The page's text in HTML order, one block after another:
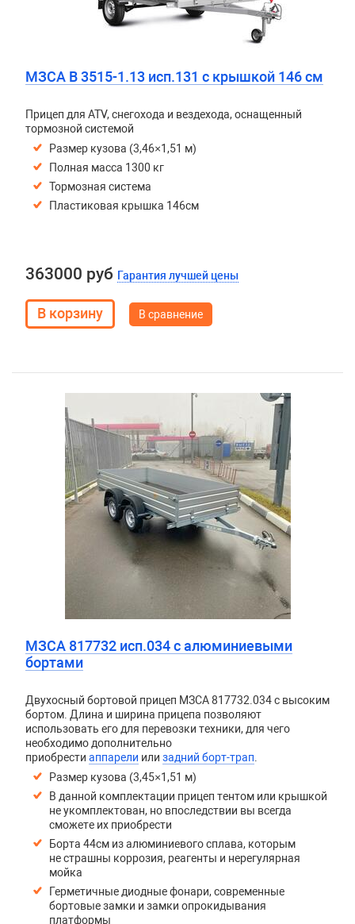
МЗСА B 3515-1.13 исп.131 с крышкой 146 см
Прицеп для ATV, снегохода и вездехода, оснащенный
тормозной системой
Размер кузова (3,46×1,51 м)
Полная масса 1300 кг
Тормозная система
Пластиковая крышка 146см
363000 руб Гарантия лучшей цены
В сравнение
МЗСА 817732 исп.034 с алюминиевыми
бортами
Двухосный бортовой прицеп МЗСА 817732.034с высоким
бортом. Длина и ширина прицепа позволяют
использовать его для перевозки техники, для чего
необходимо дополнительно
приобрести аппарели или задний борт-трап
Размер кузова (3,45×1,51 м)
В данной комплектации прицеп тентом или крышкой
не укомплектован, но впоследствии вы всегда
сможете их приобрести
Борта 44см из алюминиевого сплава, которым
не страшны коррозия, реагенты и нерегулярная
мойка
Герметичные диодные фонари, современные
бортовые замки и замки опрокидывания
платформы